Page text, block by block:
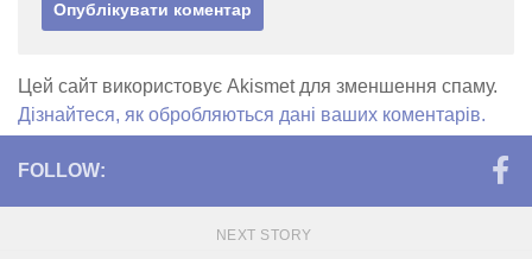
Цей сайт використовує Akismet для зменшення спаму.
Дізнайтеся, як обробляються дані ваших коментарів.
FOLLOW:
NEXT STORY